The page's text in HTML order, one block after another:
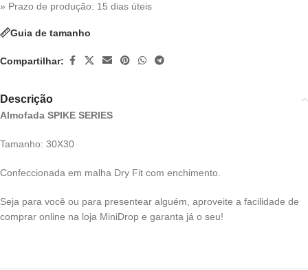
» Prazo de produção: 15 dias úteis
Guia de tamanho
Compartilhar:
Descrição
Almofada SPIKE SERIES
Tamanho: 30X30
Confeccionada em malha Dry Fit com enchimento.
Seja para você ou para presentear alguém, aproveite a facilidade de
comprar online na loja MiniDrop e garanta já o seu!